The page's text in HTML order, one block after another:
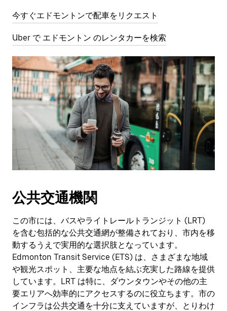
今すぐエドモントンで配車をリクエスト
Uber で エドモントン のレンタカーを検索
公共交通機関
この市には、バスやライトレールトランジット (LRT)
を含む包括的な公共交通網が整備されており、市内を移
動するうえで実用的な選択肢となっています。
Edmonton Transit Service (ETS) は、さまざまな地域
や観光スポット、主要な地点を結ぶ充実した路線を提供
しています。LRT は特に、ダウンタウンやその他の主
要エリアへ効率的にアクセスするのに役立ちます。市の
インフラは公共交通を十分に支えていますが、とりわけ